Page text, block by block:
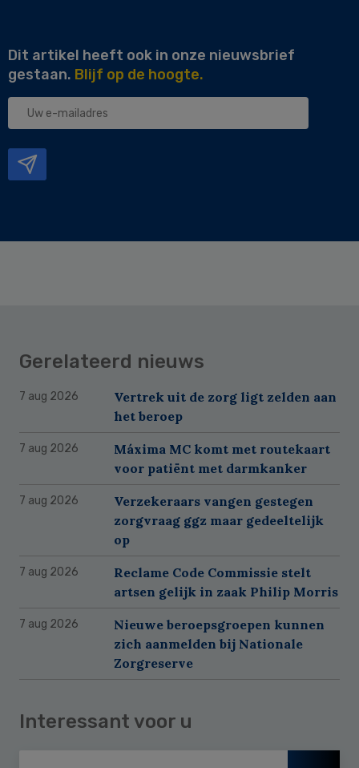
Dit artikel heeft ook in onze nieuwsbrief
gestaan. Blijf op de hoogte.
Uw
Gerelateerd nieuws
7 aug 2026
Vertrek uit de zorg ligt zelden aan
het beroep
7 aug 2026
Máxima MC komt met routekaart
voor patiënt met darmkanker
7 aug 2026
Verzekeraars vangen gestegen
zorgvraag ggz maar gedeeltelijk
op
7 aug 2026
Reclame Code Commissie stelt
artsen gelijk in zaak Philip Morris
7 aug 2026
Nieuwe beroepsgroepen kunnen
zich aanmelden bij Nationale
Zorgreserve
Interessant voor u